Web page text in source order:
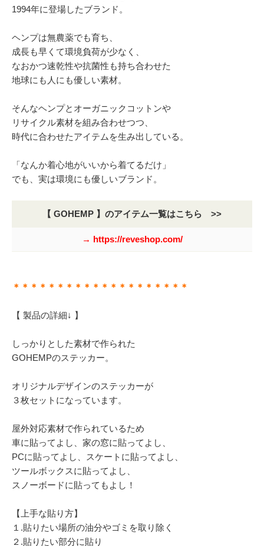
1994年に登場したブランド。
ヘンプは無農薬でも育ち、
成長も早くて環境負荷が少なく、
なおかつ速乾性や抗菌性も持ち合わせた
地球にも人にも優しい素材。
そんなヘンプとオーガニックコットンや
リサイクル素材を組み合わせつつ、
時代に合わせたアイテムを生み出している。
「なんか着心地がいいから着てるだけ」
でも、実は環境にも優しいブランド。
【 GOHEMP 】のアイテム一覧はこちら >>
→ https://reveshop.com/
＊＊＊＊＊＊＊＊＊＊＊＊＊＊＊＊＊＊＊＊
【 製品の詳細↓ 】
しっかりとした素材で作られた
GOHEMPのステッカー。
オリジナルデザインのステッカーが
３枚セットになっています。
屋外対応素材で作られているため
車に貼ってよし、家の窓に貼ってよし、
PCに貼ってよし、スケートに貼ってよし、
ツールボックスに貼ってよし、
スノーボードに貼ってもよし！
【上手な貼り方】
１.貼りたい場所の油分やゴミを取り除く
２.貼りたい部分に貼り